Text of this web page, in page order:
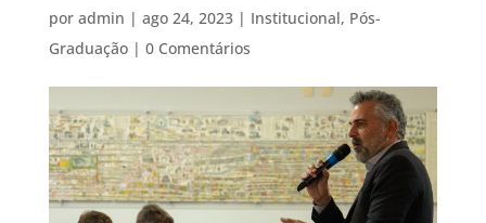
por admin | ago 24, 2023| Institucional, Pós-
Graduação| 0 Comentários